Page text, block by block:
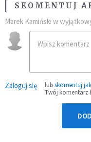
SKOMENTUJ
Marek Kamiński w
Zaloguj się lub skomentuj
Twój komentarz